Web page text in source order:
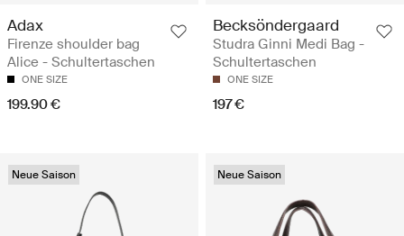
Adax
Firenze shoulder bag
Alice - Schultertaschen
ONE SIZE
199.90 €
Becksöndergaard
Studra Ginni Medi Bag -
Schultertaschen
ONE SIZE
197 €
Neue Saison Neue Saison